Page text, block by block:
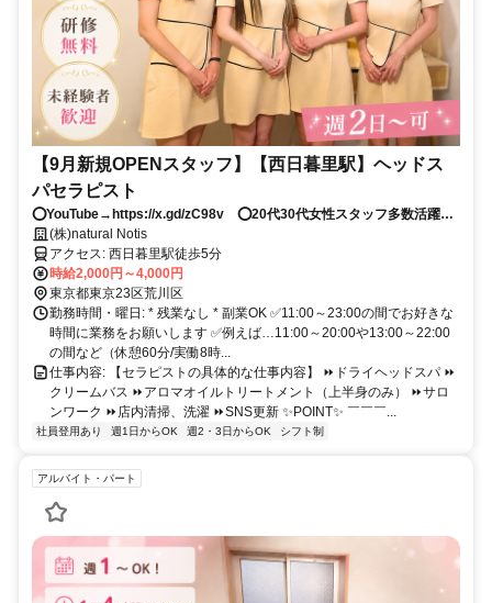
【9月新規OPENスタッフ】【西日暮里駅】ヘッドス
パセラピスト
⭕YouTube→https://x.gd/zC98v ⭕20代30代女性スタッフ多数活躍中
⭕ 福利厚生充実、働きやすさを第一に⭕ ⏩ヘッドスパマッサージ⏪
⭐西日暮里駅 徒歩5分⭐ 指名料支給・費用負担なし❗⭕技術講習無料
（未経験の方も歓迎） ⭕稼働率73％⭕時給最大￥3,000 ⭕指名料は全額
バック
(株)natural Notis
アクセス: 西日暮里駅徒歩5分
時給2,000円～4,000円
東京都東京23区荒川区
勤務時間・曜日: * 残業なし * 副業OK ✅11:00～23:00の間でお好きな
時間に業務をお願いします ✅例えば…11:00～20:00や13:00～22:00
の間など（休憩60分/実働8時...
仕事内容: 【セラピストの具体的な仕事内容】 ⏩ドライヘッドスパ ⏩
クリームバス ⏩アロマオイルトリートメント（上半身のみ） ⏩サロ
ンワーク ⏩店内清掃、洗濯 ⏩SNS更新 ✨POINT✨ ￣￣￣...
社員登用あり 週1日からOK 週2・3日からOK シフト制
アルバイト・パート